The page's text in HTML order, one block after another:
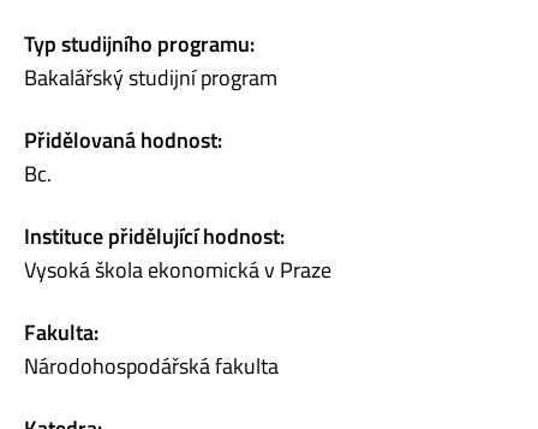
Typ studijního programu:
Bakalářský studijní program
Přidělovaná hodnost:
Bc.
Instituce přidělující hodnost:
Vysoká škola ekonomická v Praze
Fakulta:
Národohospodářská fakulta